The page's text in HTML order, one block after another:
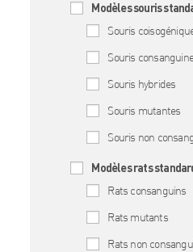
Modèles souris
Souris
Souris
Souris hybrides
Souris mutantes
Souris non
Modèles rats
Rats consanguins
Rats mutants
Rats non